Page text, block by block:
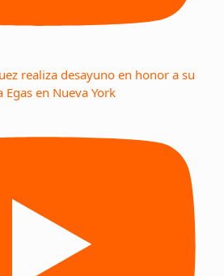
realiza desayuno en honor a su
en Nueva York